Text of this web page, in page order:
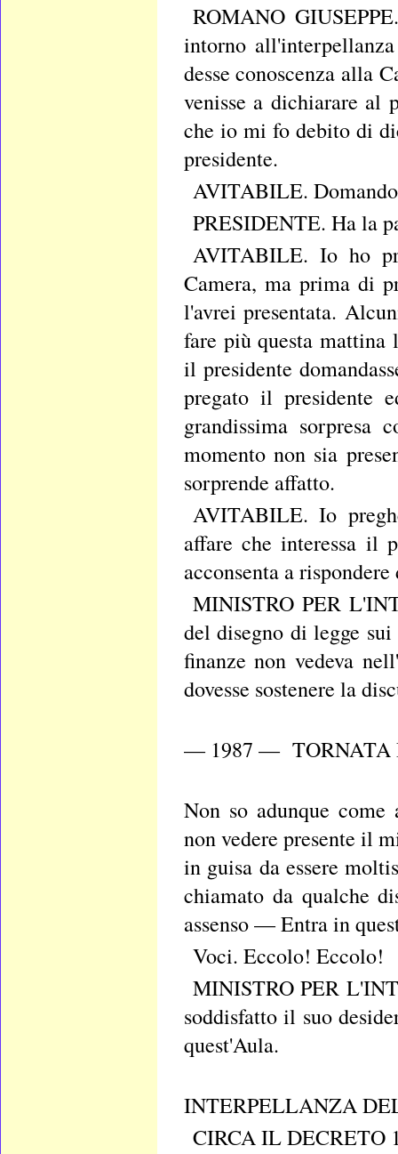
ROMANO
intorno
desse conoscenza alla
venisse a dichiarare al
che io mi fo debito di
presidente.
AVITABILE.
PRESIDENTE. Ha la
AVITABILE. Io ho
Camera, ma prima di
l'avrei presentata.
fare più questa mattina
il presidente
pregato il
grandissima sorpresa
momento non sia
sorprende affatto.
AVITABILE. Io
affare che interessa il
acconsenta a
MINISTRO PER
del disegno di legge
finanze non vedeva
dovesse sostenere la
— 1987 — TORNATA
Non so adunque
non vedere presente il
in guisa da essere
chiamato da qualche
assenso — Entra in
Voci. Eccolo! Eccolo!
MINISTRO PER
soddisfatto il suo
quest'Aula.
INTERPELLANZA
CIRCA IL DECRETO